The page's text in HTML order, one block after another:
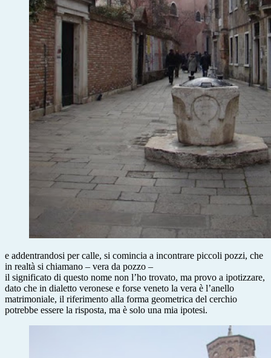
e addentrandosi per calle, si comincia a incontrare piccoli pozzi, che
in realtà si chiamano – vera da pozzo –
il significato di questo nome non l’ho trovato, ma provo a ipotizzare,
dato che in dialetto veronese e forse veneto la vera è l’anello
matrimoniale, il riferimento alla forma geometrica del cerchio
potrebbe essere la risposta, ma è solo una mia ipotesi.